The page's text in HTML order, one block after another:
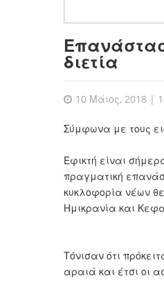
διετία
10 Μάιος, 2018 |
Σύμφωνα με τους
Εφικτή είναι
πραγματική
κυκλοφορία νέων
Ημικρανία και
Τόνισαν ότι
αραιά και έτσι οι